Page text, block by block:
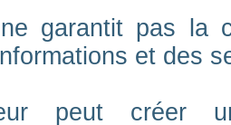
garantit pas la
et des
peut créer